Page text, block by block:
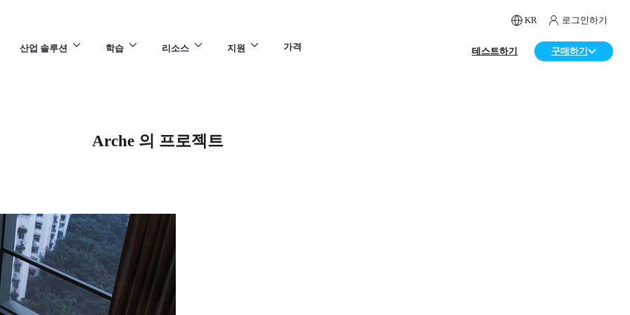
KR 로그인하기
산업 솔루션 학습 리소스 지원 가격 테스트하기 구매하기
Arche 의 프로젝트